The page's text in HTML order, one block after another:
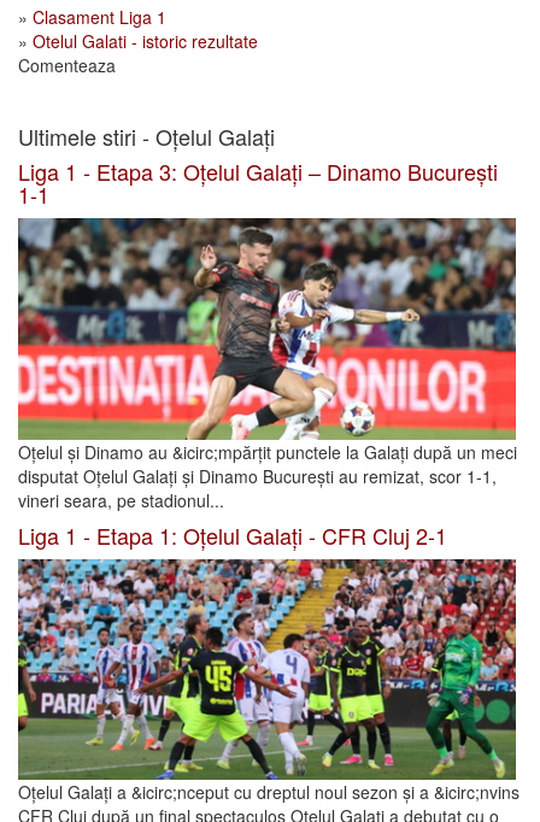
» Clasament Liga 1
» Otelul Galati - istoric rezultate
Comenteaza
Ultimele stiri - Oțelul Galați
Liga 1 - Etapa 3: Oțelul Galați – Dinamo București
1-1
Oțelul și Dinamo au &icirc;mpărțit punctele la Galați după un meci
disputat Oțelul Galați și Dinamo București au remizat, scor 1-1,
vineri seara, pe stadionul...
Liga 1 - Etapa 1: Oțelul Galați - CFR Cluj 2-1
Oțelul Galați a &icirc;nceput cu dreptul noul sezon și a &icirc;nvins
CFR Cluj după un final spectaculos Oțelul Galați a debutat cu o